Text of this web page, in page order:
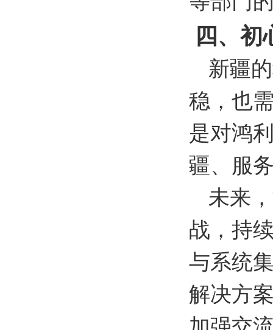
四、初
新疆
稳，也
是对鸿
疆、服
未来
战，持
与系统
解决方